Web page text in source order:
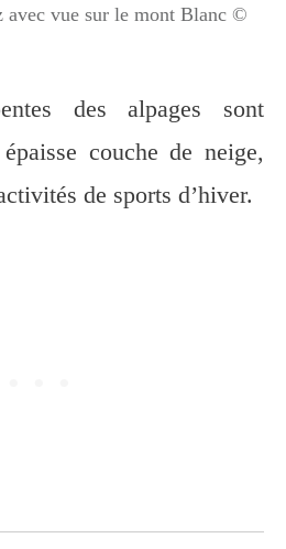
avec vue sur le mont Blanc ©
des alpages sont
couche de neige,
de sports d’hiver.